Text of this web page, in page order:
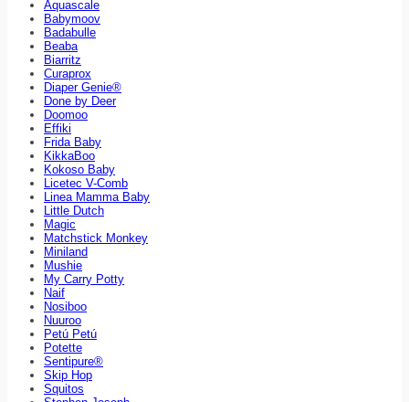
Aquascale
Babymoov
Badabulle
Beaba
Biarritz
Curaprox
Diaper Genie®
Done by Deer
Doomoo
Effiki
Frida Baby
KikkaBoo
Kokoso Baby
Licetec V-Comb
Linea Mamma Baby
Little Dutch
Magic
Matchstick Monkey
Miniland
Mushie
My Carry Potty
Naif
Nosiboo
Nuuroo
Petú Petú
Potette
Sentipure®
Skip Hop
Squitos